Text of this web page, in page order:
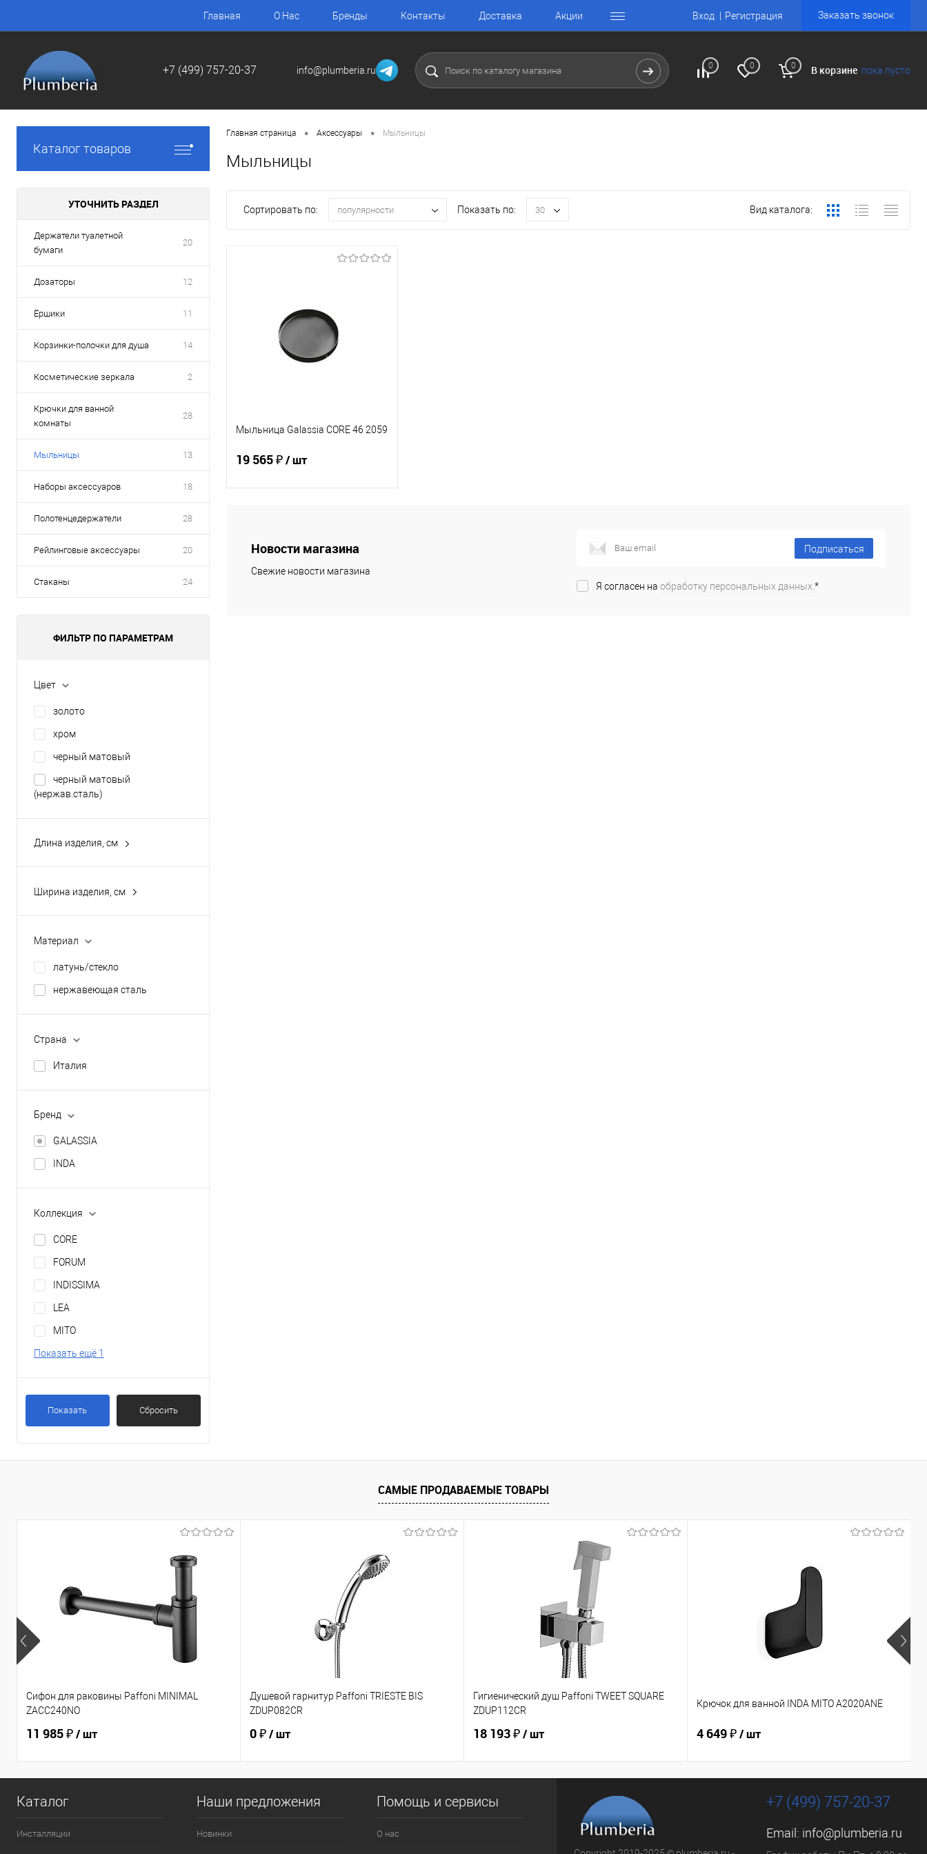
Главная О Нас Бренды Контакты Доставка Акции Вход Регистрация Заказать звонок
+7 (499) 757-20-37 info@plumberia.ru 0 0 0 В корзине пока пусто
Каталог товаров
УТОЧНИТЬ РАЗДЕЛ
Держатели туалетной
бумаги
20
Дозаторы 12
Ёршики 11
Корзинки-полочки для душа 14
Косметические зеркала 2
Крючки для ванной
комнаты
28
Мыльницы 13
Наборы аксессуаров 18
Полотенцедержатели 28
Рейлинговые аксессуары 20
Стаканы 24
ФИЛЬТР ПО ПАРАМЕТРАМ
Цвет
золото
хром
черный матовый
черный матовый
(нержав.сталь)
Длина изделия, см
14.4
Показать ещё 2
Ширина изделия, см
4
4.2
Материал
латунь/стекло
нержавеющая сталь
Страна
Италия
Бренд
GALASSIA
INDA
Коллекция
CORE
FORUM
INDISSIMA
LEA
MITO
Показать ещё 1
Показать Сбросить
Главная страница • Аксессуары • Мыльницы
Мыльницы
Сортировать по: популярности Показать по: 30 Вид каталога:
Мыльница Galassia CORE 46 2059
19 565 ₽/ шт
Купить в 1 клик
Сравнение
В избранное
Под заказ
Новости магазина
Свежие новости магазина
Подписаться
Я согласен на обработку персональных данных. *
САМЫЕ ПРОДАВАЕМЫЕ ТОВАРЫ
Сифон для раковины Paffoni MINIMAL
ZACC240NO
11 985 ₽/ шт
Душевой гарнитур Paffoni TRIESTE BIS
ZDUP082CR
0 ₽/ шт
Гигиенический душ Paffoni TWEET SQUARE
ZDUP112CR
18 193 ₽/ шт
Крючок для ванной INDA MITO A2020ANE
4 649 ₽/ шт
Каталог
Инсталляции
Наши предложения
Новинки
Помощь и сервисы
О нас
+7 (499) 757-20-37
Email: info@plumberia.ru